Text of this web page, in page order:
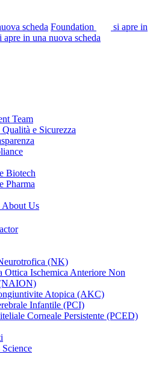
scheda Foundation
si apre in
apre in una nuova scheda
Team
e Sicurezza
Biotech
Pharma
About Us
(NK)
Ottica Ischemica Anteriore Non
Atopica (AKC)
Infantile (PCI)
Corneale Persistente (PCED)